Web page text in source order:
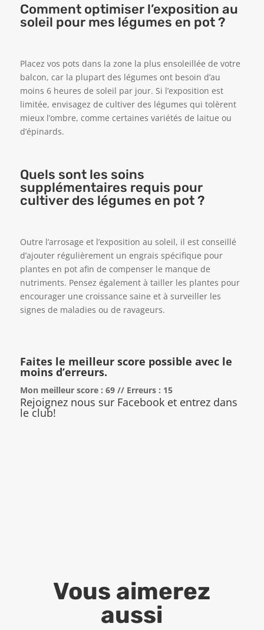
Comment optimiser l’exposition au
soleil pour mes légumes en pot ?
Placez vos pots dans la zone la plus ensoleillée de votre
balcon, car la plupart des légumes ont besoin d’au
moins 6 heures de soleil par jour. Si l’exposition est
limitée, envisagez de cultiver des légumes qui tolèrent
mieux l’ombre, comme certaines variétés de laitue ou
d’épinards.
Quels sont les soins
supplémentaires requis pour
cultiver des légumes en pot ?
Outre l’arrosage et l’exposition au soleil, il est conseillé
d’ajouter régulièrement un engrais spécifique pour
plantes en pot afin de compenser le manque de
nutriments. Pensez également à tailler les plantes pour
encourager une croissance saine et à surveiller les
signes de maladies ou de ravageurs.
Faites le meilleur score possible avec le
moins d’erreurs.
Mon meilleur score : 69 // Erreurs : 15
Rejoignez nous sur Facebook et entrez dans
le club!
Vous aimerez
aussi